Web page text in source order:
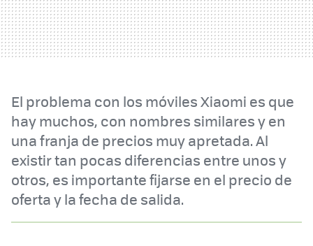
El problema con los móviles Xiaomi es que
hay muchos, con nombres similares y en
una franja de precios muy apretada. Al
existir tan pocas diferencias entre unos y
otros, es importante fijarse en el precio de
oferta y la fecha de salida.